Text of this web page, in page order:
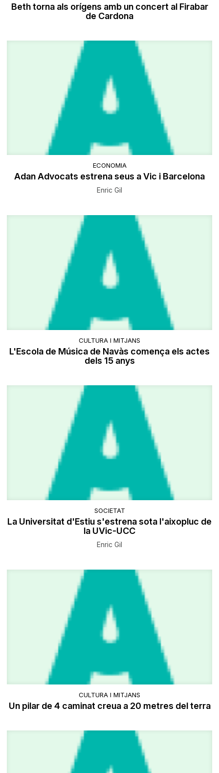
Beth torna als orígens amb un concert al Firabar
de Cardona
ECONOMIA
Adan Advocats estrena seus a Vic i Barcelona
Enric Gil
CULTURA I MITJANS
L'Escola de Música de Navàs comença els actes
dels 15 anys
SOCIETAT
La Universitat d'Estiu s'estrena sota l'aixopluc de
la UVic-UCC
Enric Gil
CULTURA I MITJANS
Un pilar de 4 caminat creua a 20 metres del terra